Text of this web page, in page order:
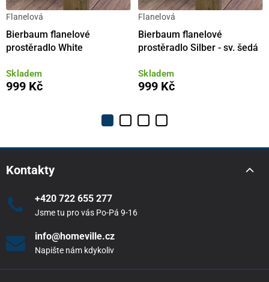
Flanelová
Bierbaum flanelové
prostěradlo White
Skladem
999 Kč
Flanelová
Bierbaum flanelové
prostěradlo Silber - sv. šedá
Skladem
999 Kč
Kontakty
+420 722 655 277
Jsme tu pro vás Po-Pá 9-16
info@homeville.cz
Napište nám kdykoliv